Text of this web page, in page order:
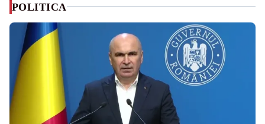
POLITICA